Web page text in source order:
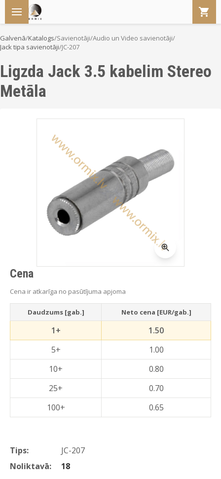
Galvenā/Katalogs/Savienotāji/Audio un Video savienotāji/
Jack tipa savienotāji/JC-207
Ligzda Jack 3.5 kabelim Stereo
Metāla
Tips:
JC-207
Noliktavā:
18
Cena
Cena ir atkarīga no pasūtījuma apjoma
Daudzums [gab.] Neto cena [EUR/gab.]
1+
1.50
5+
1.00
10+
0.80
25+
0.70
100+
0.65